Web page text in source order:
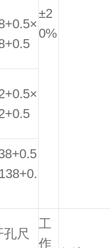
±2
0%
+0.5×
+0.5
+0.5×
+0.5
+0.5
+0.
孔尺
工
作